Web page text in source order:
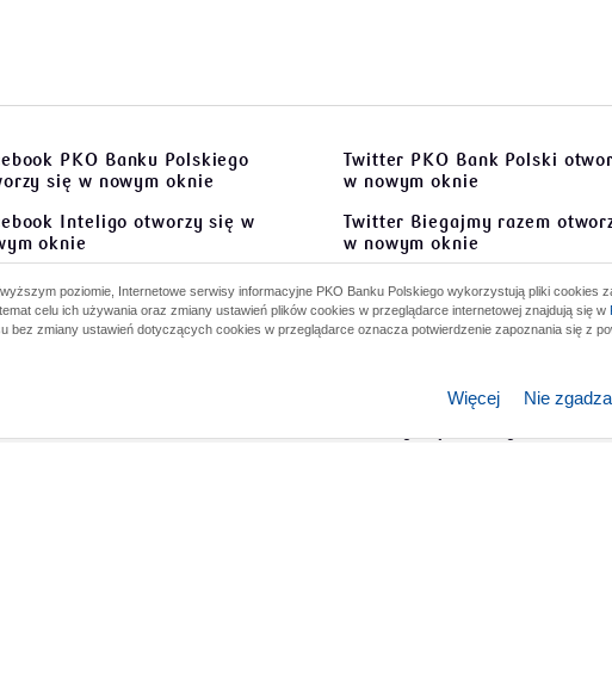
PKO Banku Polskiego
się w nowym oknie
Inteligo otworzy się w
oknie
Biegajmy Razemotworzy
nowym oknie
PKO Bank Polski Grajmy
Twitter PKO Bank Polski
w nowym oknie
Twitter Biegajmy razem
w nowym oknie
Instagram PKO Bank Polski
się w nowym oknie
Twitter PKO BP Grajmy razem
poziomie, Internetowe serwisy informacyjne PKO Banku Polskiego wykorzystują pliki cookies
celu ich używania oraz zmiany ustawień plików cookies w przeglądarce internetowej znajdują się w
bez zmiany ustawień dotyczących cookies w przeglądarce oznacza potwierdzenie zapoznania się z
Nie
Więcej